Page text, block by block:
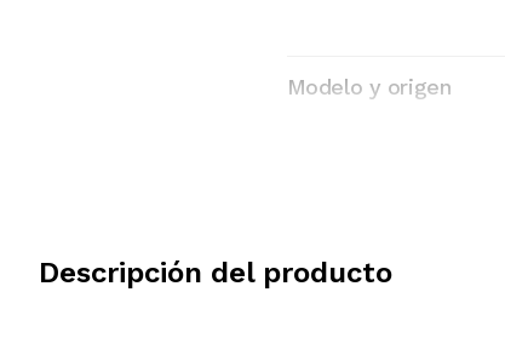
Modelo y origen
Descripción del producto